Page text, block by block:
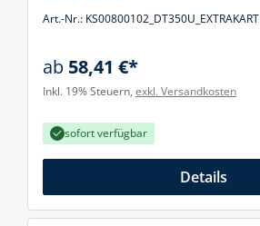
Art.-Nr.: KS00800102_DT350U_EXTRAKART
ab 58,41 €*
Inkl. 19% Steuern, exkl. Versandkosten
sofort verfügbar
Details